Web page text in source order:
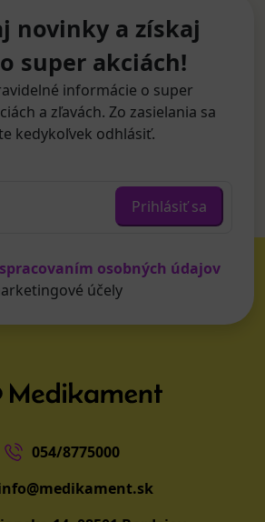
novinky a získaj
super akciách!
informácie o super
a zľavách. Zo zasielania sa
kedykoľvek odhlásiť.
Prihlásiť sa
spracovaním osobných údajov
účely
054/8775000